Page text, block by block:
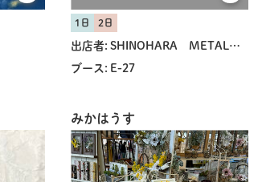
1日 2日
出店者: SHINOHARA METAL KOHBOH
ブース: E-27
みかはうす